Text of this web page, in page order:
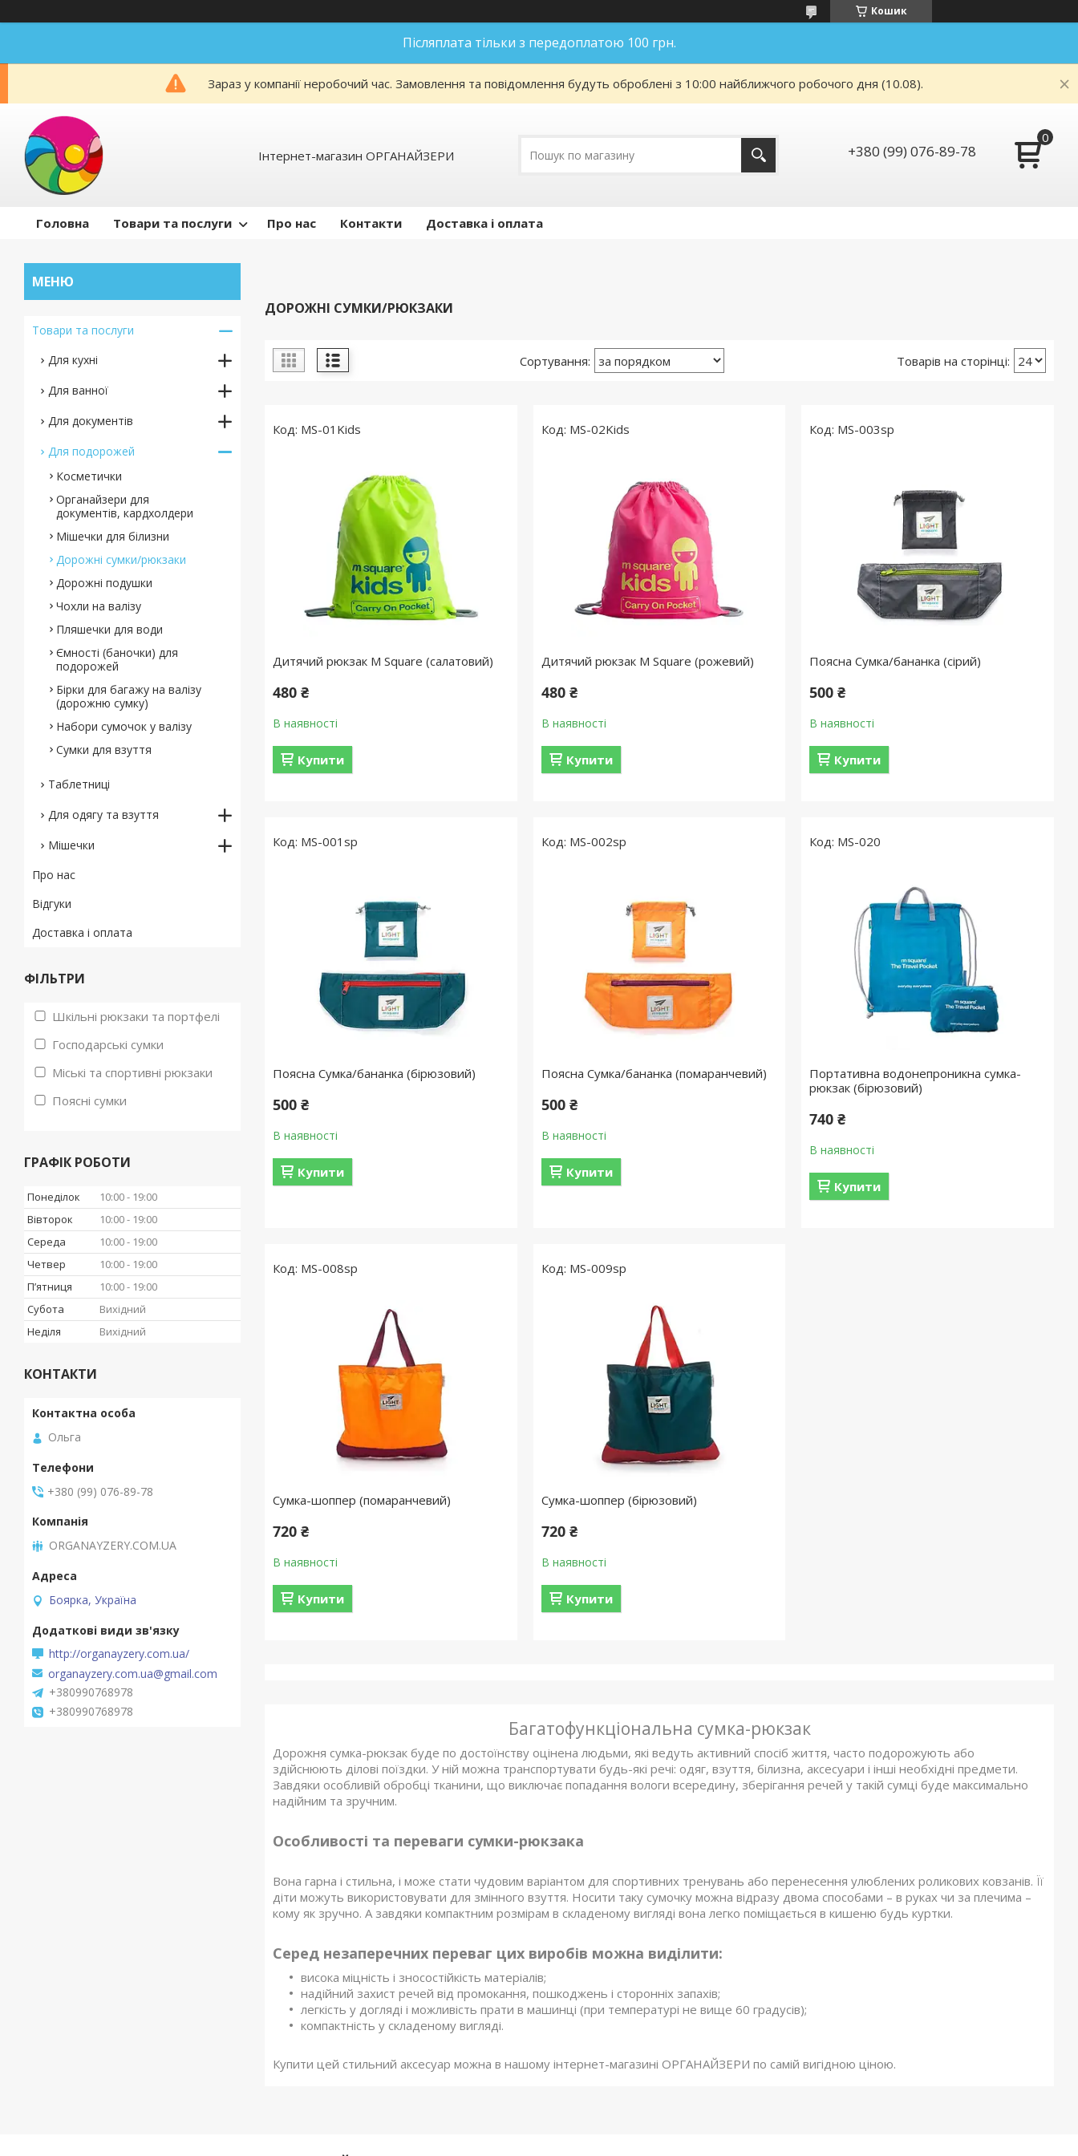
Кошик
Післяплата тільки з передоплатою 100 грн.
Зараз у компанії неробочий час. Замовлення та повідомлення будуть оброблені з 10:00 найближчого робочого дня (10.08).
Інтернет-магазин ОРГАНАЙЗЕРИ +380 (99) 076-89-78
Головна Товари та послуги Про нас Контакти Доставка і оплата
ДОРОЖНІ СУМКИ/РЮКЗАКИ
MS-01Kids
Дитячий рюкзак M Square (салатовий)
480 ₴
В наявності
Купити
MS-02Kids
Дитячий рюкзак M Square (рожевий)
480 ₴
В наявності
Купити
MS-003sp
Поясна Сумка/бананка (сірий)
500 ₴
В наявності
Купити
MS-001sp
Поясна Сумка/бананка (бірюзовий)
500 ₴
В наявності
Купити
MS-002sp
Поясна Сумка/бананка (помаранчевий)
500 ₴
В наявності
Купити
MS-020
Портативна водонепроникна сумка-
рюкзак (бірюзовий)
740 ₴
В наявності
Купити
MS-008sp
Сумка-шоппер (помаранчевий)
720 ₴
В наявності
Купити
MS-009sp
Сумка-шоппер (бірюзовий)
720 ₴
В наявності
Купити
Багатофункціональна сумка-рюкзак
Дорожня сумка-рюкзак буде по достоїнству оцінена людьми, які ведуть активний спосіб життя, часто подорожують або
здійснюють ділові поїздки. У ній можна транспортувати будь-які речі: одяг, взуття, білизна, аксесуари і інші необхідні предмети.
Завдяки особливій обробці тканини, що виключає попадання вологи всередину, зберігання речей у такій сумці буде максимально
надійним та зручним.
Особливості та переваги сумки-рюкзака
Вона гарна і стильна, і може стати чудовим варіантом для спортивних тренувань або перенесення улюблених роликових ковзанів. Її
діти можуть використовувати для змінного взуття. Носити таку сумочку можна відразу двома способами – в руках чи за плечима –
кому як зручно. А завдяки компактним розмірам в складеному вигляді вона легко поміщається в кишеню будь куртки.
Серед незаперечних переваг цих виробів можна виділити:
висока міцність і зносостійкість матеріалів;
надійний захист речей від промокання, пошкоджень і сторонніх запахів;
легкість у догляді і можливість прати в машинці (при температурі не вище 60 градусів);
компактність у складеному вигляді.
Купити цей стильний аксесуар можна в нашому інтернет-магазині ОРГАНАЙЗЕРИ по самій вигідною ціною.
Товари та послуги
Для кухні
Для ванної
Для документів
Для подорожей
Косметички
Органайзери для
документів, кардхолдери
Мішечки для білизни
Дорожні сумки/рюкзаки
Дорожні подушки
Чохли на валізу
Пляшечки для води
Ємності (баночки) для
подорожей
Бірки для багажу на валізу
(дорожню сумку)
Набори сумочок у валізу
Сумки для взуття
Таблетниці
Для одягу та взуття
Мішечки
Про нас
Відгуки
Доставка і оплата
ФІЛЬТРИ
Шкільні рюкзаки та портфелі
Господарські сумки
Міські та спортивні рюкзаки
Поясні сумки
ГРАФІК РОБОТИ
Понеділок 10:00
19:00
Вівторок
10:00
19:00
Середа
10:00
19:00
Четвер
10:00
19:00
Пʼятниця
10:00
19:00
Субота
Вихідний
Неділя
Вихідний
КОНТАКТИ
Ольга
+380 (99) 076-89-78
ORGANAYZERY.COM.UA
Боярка, Україна
http://organayzery.com.ua/
organayzery.com.ua@gmail.com
+380990768978
+380990768978